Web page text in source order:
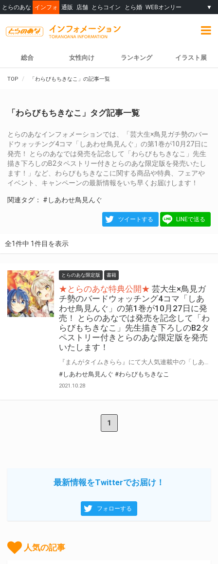
とらのあな インフォ 通販 店舗 とらコイン とら婚 WEBオンリー ▼
総合 女性向け ランキング イラスト展
TOP 「わらびもちきなこ」の記事一覧
「わらびもちきなこ」タグ記事一覧
とらのあなインフォメーションでは、「芸大生×鳥見ガチ勢のバー
ドウォッチング4コマ「しあわせ鳥見んぐ」の第1巻が10月27日に
発売！ とらのあなでは発売を記念して「わらびもちきなこ」先生
描き下ろしのB2タペストリー付きとらのあな限定版を発売いたし
ます！」など、わらびもちきなこに関する商品や特典、フェアや
イベント、キャンペーンの最新情報をいち早くお届けします！
関連タグ： #しあわせ鳥見んぐ
ツイートする LINEで送る
全1件中 1件目を表示
とらのあな限定版 書籍
★とらのあな特典公開★ 芸大生×鳥見ガ
チ勢のバードウォッチング4コマ「しあ
わせ鳥見んぐ」の第1巻が10月27日に発
売！ とらのあなでは発売を記念して「わ
らびもちきなこ」先生描き下ろしのB2タ
ペストリー付きとらのあな限定版を発売
いたします！
#しあわせ鳥見んぐ #わらびもちきなこ
2021.10.28
1
最新情報をTwitterでお届け！
フォローする
人気の記事